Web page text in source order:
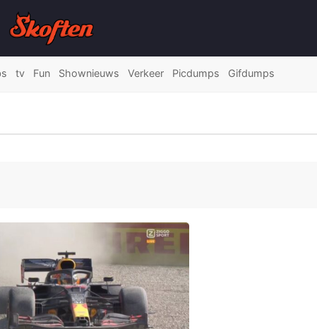
tv Fun Shownieuws Verkeer Picdumps Gifdumps